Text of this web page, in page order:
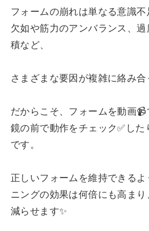
フォームの崩れは単なる意識
欠如や筋力のアンバランス、
積など、
さまざまな要因が複雑に絡み合
だからこそ、フォームを動画📹
鏡の前で動作をチェック✅し
です。
正しいフォームを維持できる
ニングの効果は何倍にも高ま
減らせます✨